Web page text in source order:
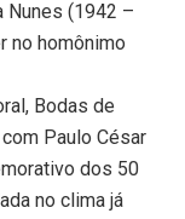
Nunes (1942 –
no homônimo
Bodas de
Paulo César
dos 50
no clima já